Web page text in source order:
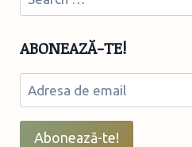
for:
ABONEAZĂ-TE!
Adresa
de
email
Abonează-te!